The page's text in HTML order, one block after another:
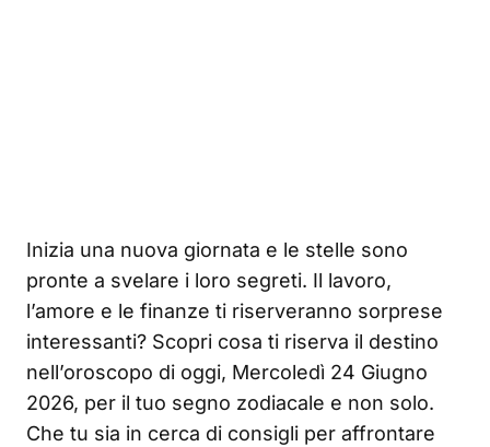
Inizia una nuova giornata e le stelle sono
pronte a svelare i loro segreti. Il lavoro,
l’amore e le finanze ti riserveranno sorprese
interessanti? Scopri cosa ti riserva il destino
nell’oroscopo di oggi, Mercoledì 24 Giugno
2026, per il tuo segno zodiacale e non solo.
Che tu sia in cerca di consigli per affrontare